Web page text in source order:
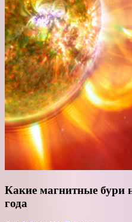
Какие магнитные бури
года